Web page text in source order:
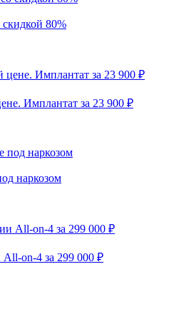
скидкой 80%
Имплантат за 23 900 ₽
наркозом
All-on-4 за 299 000 ₽